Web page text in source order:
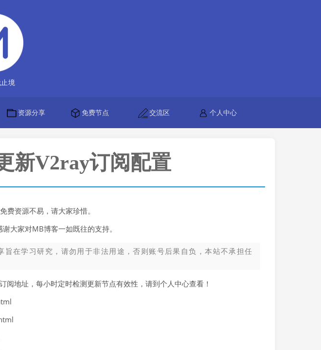
境
资源分享 免费节点 交流区 个人中心
新V2ray订阅配置
资源不易，请大家珍惜。
大家对MB博客一如既往的支持。
在学习研究，请勿用于非法用途，否则账号后果自负，本站不承担任
地址，每小时定时检测更新节点有效性，请到个人中心查看！